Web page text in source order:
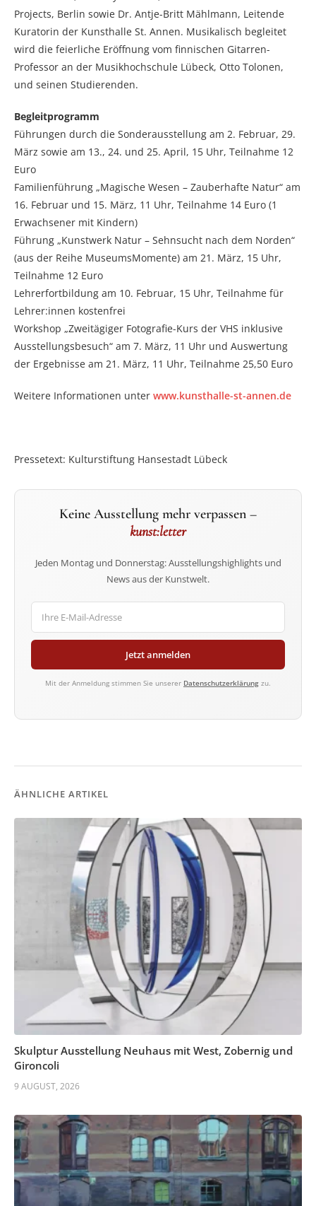
Projects, Berlin sowie Dr. Antje-Britt Mählmann, Leitende
Kuratorin der Kunsthalle St. Annen. Musikalisch begleitet
wird die feierliche Eröffnung vom finnischen Gitarren-
Professor an der Musikhochschule Lübeck, Otto Tolonen,
und seinen Studierenden.
Begleitprogramm
Führungen durch die Sonderausstellung am 2. Februar, 29.
März sowie am 13., 24. und 25. April, 15 Uhr, Teilnahme 12
Euro
Familienführung „Magische Wesen – Zauberhafte Natur“ am
16. Februar und 15. März, 11 Uhr, Teilnahme 14 Euro (1
Erwachsener mit Kindern)
Führung „Kunstwerk Natur – Sehnsucht nach dem Norden“
(aus der Reihe MuseumsMomente) am 21. März, 15 Uhr,
Teilnahme 12 Euro
Lehrerfortbildung am 10. Februar, 15 Uhr, Teilnahme für
Lehrer:innen kostenfrei
Workshop „Zweitägiger Fotografie-Kurs der VHS inklusive
Ausstellungsbesuch“ am 7. März, 11 Uhr und Auswertung
der Ergebnisse am 21. März, 11 Uhr, Teilnahme 25,50 Euro
Weitere Informationen unter www.kunsthalle-st-annen.de
Pressetext: Kulturstiftung Hansestadt Lübeck
Keine Ausstellung mehr verpassen –
kunst:letter
Jeden Montag und Donnerstag: Ausstellungshighlights und
News aus der Kunstwelt.
Jetzt anmelden
Mit der Anmeldung stimmen Sie unserer Datenschutzerklärung zu.
ÄHNLICHE ARTIKEL
Skulptur Ausstellung Neuhaus mit West, Zobernig und
Gironcoli
9 AUGUST, 2026